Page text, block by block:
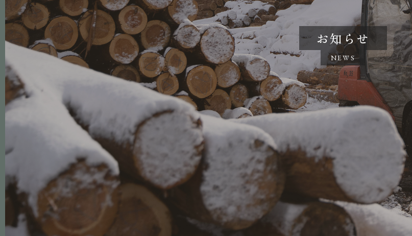
お知らせ
NEWS